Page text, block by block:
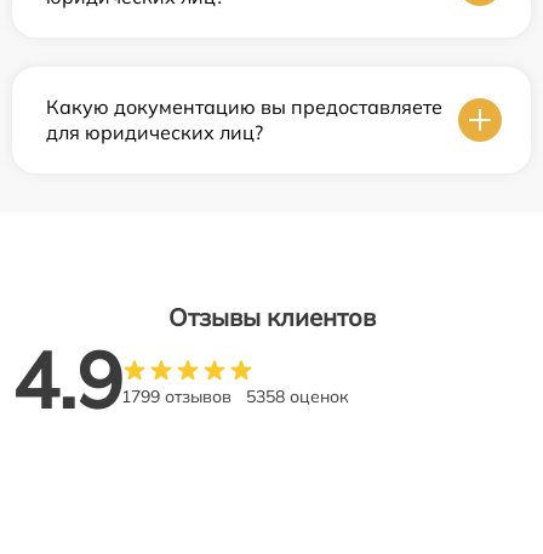
Какую документацию вы предоставляете
для юридических лиц?
Отзывы клиентов
4.91799 отзывов 5358 оценок